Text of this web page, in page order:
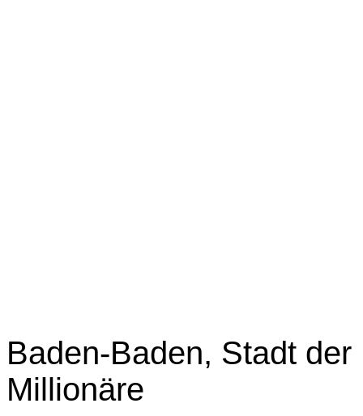
Baden-Baden, Stadt der
Millionäre